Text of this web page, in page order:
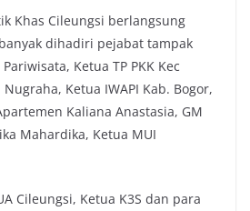
Khas Cileungsi berlangsung
dihadiri pejabat tampak
Ketua TP PKK Kec
Ketua IWAPI Kab. Bogor,
Kaliana Anastasia, GM
Mahardika, Ketua MUI
Cileungsi, Ketua K3S dan para